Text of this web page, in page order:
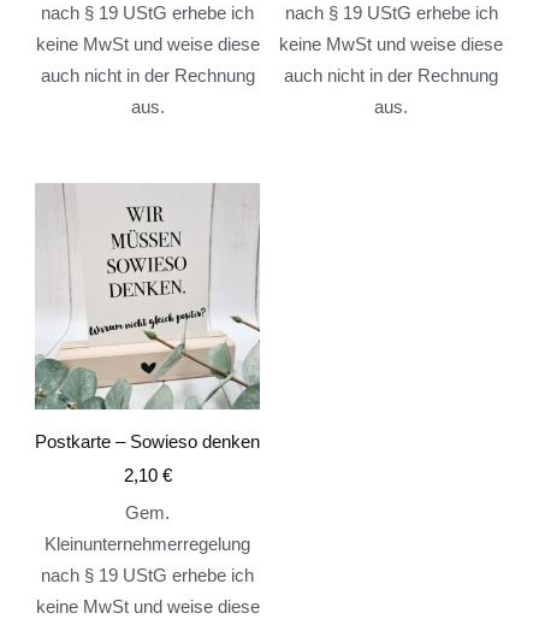
nach § 19 UStG erhebe ich
keine MwSt und weise diese
auch nicht in der Rechnung
aus.
nach § 19 UStG erhebe ich
keine MwSt und weise diese
auch nicht in der Rechnung
aus.
Postkarte – Sowieso denken
2,10 €
Gem.
Kleinunternehmerregelung
nach § 19 UStG erhebe ich
keine MwSt und weise diese